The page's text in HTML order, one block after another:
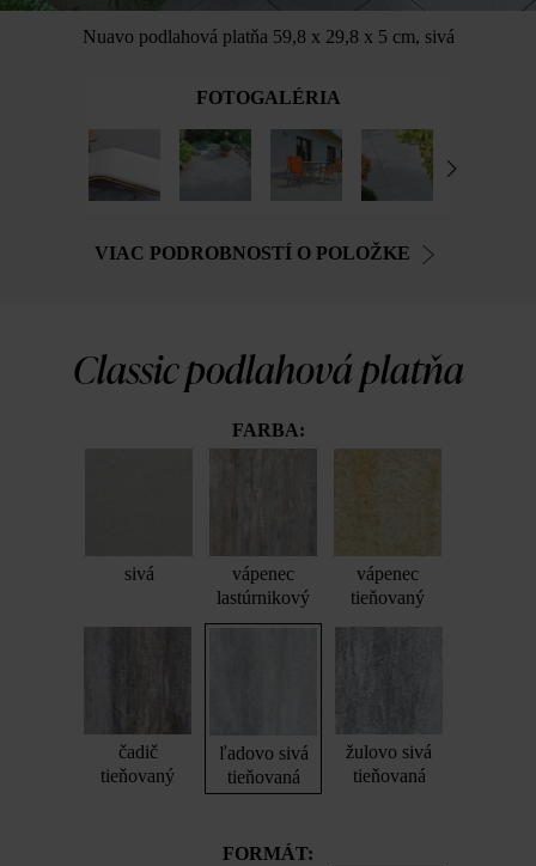
Nuavo podlahová platňa 59,8 x 29,8 x 5 cm, sivá
FOTOGALÉRIA
VIAC PODROBNOSTÍ O POLOŽKE
Classic podlahová platňa
FARBA:
sivá
vápenec
lastúrnikový
vápenec
tieňovaný
čadič
tieňovaný
ľadovo sivá
tieňovaná
žulovo sivá
tieňovaná
FORMÁT: